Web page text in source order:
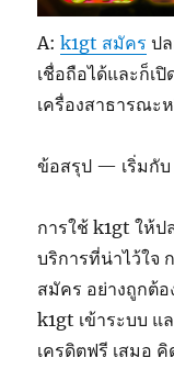
A:k1gt สมัคร ป
เชื่อถือได้และก็เ
เครื่องสาธารณะ
ข้อสรุป — เริ่มกับ
การใช้ k1gt ให้
บริการที่น่าไว้ใจ
สมัคร อย่างถูกต้
k1gt เข้าระบบ แ
เครดิตฟรี เสมอ